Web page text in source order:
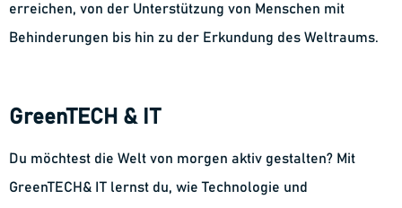
erreichen, von der Unterstützung von Menschen mit
Behinderungen bis hin zu der Erkundung des Weltraums.
GreenTECH & IT
Du möchtest die Welt von morgen aktiv gestalten? Mit
GreenTECH& IT lernst du, wie Technologie und